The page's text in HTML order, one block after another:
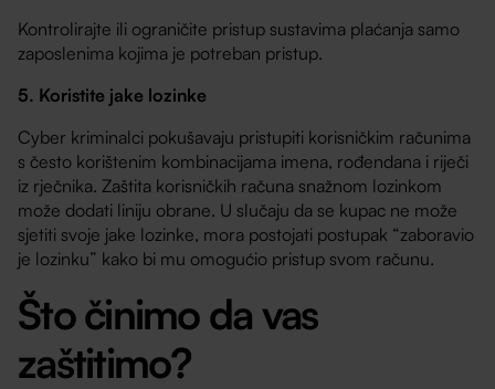
Kontrolirajte ili ograničite pristup sustavima plaćanja samo
zaposlenima kojima je potreban pristup.
5. Koristite jake lozinke
Cyber kriminalci pokušavaju pristupiti korisničkim računima
s često korištenim kombinacijama imena, rođendana i riječi
iz rječnika. Zaštita korisničkih računa snažnom lozinkom
može dodati liniju obrane. U slučaju da se kupac ne može
sjetiti svoje jake lozinke, mora postojati postupak “zaboravio
je lozinku” kako bi mu omogućio pristup svom računu.
Što činimo da vas
zaštitimo?